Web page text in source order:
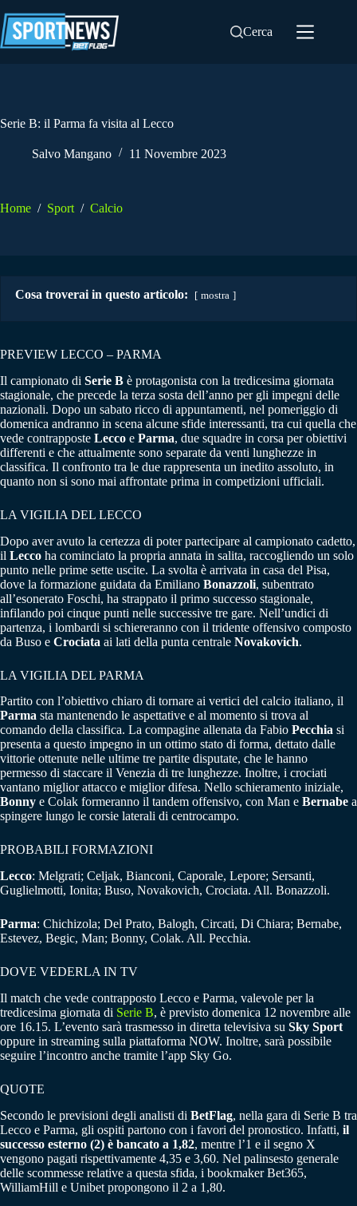
al
contenuto
Cerca
Serie B: il Parma fa visita al Lecco
Salvo Mangano 11 Novembre 2023
Home / Sport / Calcio
Cosa troverai in questo articolo: mostra
PREVIEW LECCO – PARMA
Il campionato di Serie B è protagonista con la tredicesima giornata
stagionale, che precede la terza sosta dell’anno per gli impegni delle
nazionali. Dopo un sabato ricco di appuntamenti, nel pomeriggio di
domenica andranno in scena alcune sfide interessanti, tra cui quella che
vede contrapposte Lecco e Parma, due squadre in corsa per obiettivi
differenti e che attualmente sono separate da venti lunghezze in
classifica. Il confronto tra le due rappresenta un inedito assoluto, in
quanto non si sono mai affrontate prima in competizioni ufficiali.
LA VIGILIA DEL LECCO
Dopo aver avuto la certezza di poter partecipare al campionato cadetto,
il Lecco ha cominciato la propria annata in salita, raccogliendo un solo
punto nelle prime sette uscite. La svolta è arrivata in casa del Pisa,
dove la formazione guidata da Emiliano Bonazzoli, subentrato
all’esonerato Foschi, ha strappato il primo successo stagionale,
infilando poi cinque punti nelle successive tre gare. Nell’undici di
partenza, i lombardi si schiereranno con il tridente offensivo composto
da Buso e Crociata ai lati della punta centrale Novakovich.
LA VIGILIA DEL PARMA
Partito con l’obiettivo chiaro di tornare ai vertici del calcio italiano, il
Parma sta mantenendo le aspettative e al momento si trova al
comando della classifica. La compagine allenata da Fabio Pecchia si
presenta a questo impegno in un ottimo stato di forma, dettato dalle
vittorie ottenute nelle ultime tre partite disputate, che le hanno
permesso di staccare il Venezia di tre lunghezze. Inoltre, i crociati
vantano miglior attacco e miglior difesa. Nello schieramento iniziale,
Bonny e Colak formeranno il tandem offensivo, con Man e Bernabe a
spingere lungo le corsie laterali di centrocampo.
PROBABILI FORMAZIONI
Lecco: Melgrati; Celjak, Bianconi, Caporale, Lepore; Sersanti,
Guglielmotti, Ionita; Buso, Novakovich, Crociata. All. Bonazzoli.
Parma: Chichizola; Del Prato, Balogh, Circati, Di Chiara; Bernabe,
Estevez, Begic, Man; Bonny, Colak. All. Pecchia.
DOVE VEDERLA IN TV
Il match che vede contrapposto Lecco e Parma, valevole per la
tredicesima giornata di Serie B, è previsto domenica 12 novembre alle
ore 16.15. L’evento sarà trasmesso in diretta televisiva su Sky Sport
oppure in streaming sulla piattaforma NOW. Inoltre, sarà possibile
seguire l’incontro anche tramite l’app Sky Go.
QUOTE
Secondo le previsioni degli analisti di BetFlag, nella gara di Serie B tra
Lecco e Parma, gli ospiti partono con i favori del pronostico. Infatti, il
successo esterno (2) è bancato a 1,82, mentre l’1 e il segno X
vengono pagati rispettivamente 4,35 e 3,60. Nel palinsesto generale
delle scommesse relative a questa sfida, i bookmaker Bet365,
WilliamHill e Unibet propongono il 2 a 1,80.